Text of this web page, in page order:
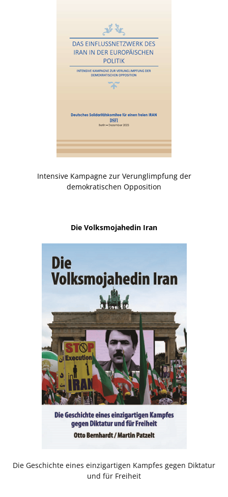
Intensive Kampagne zur Verunglimpfung der
demokratischen Opposition
Die Volksmojahedin Iran
Die Geschichte eines einzigartigen Kampfes gegen Diktatur
und für Freiheit